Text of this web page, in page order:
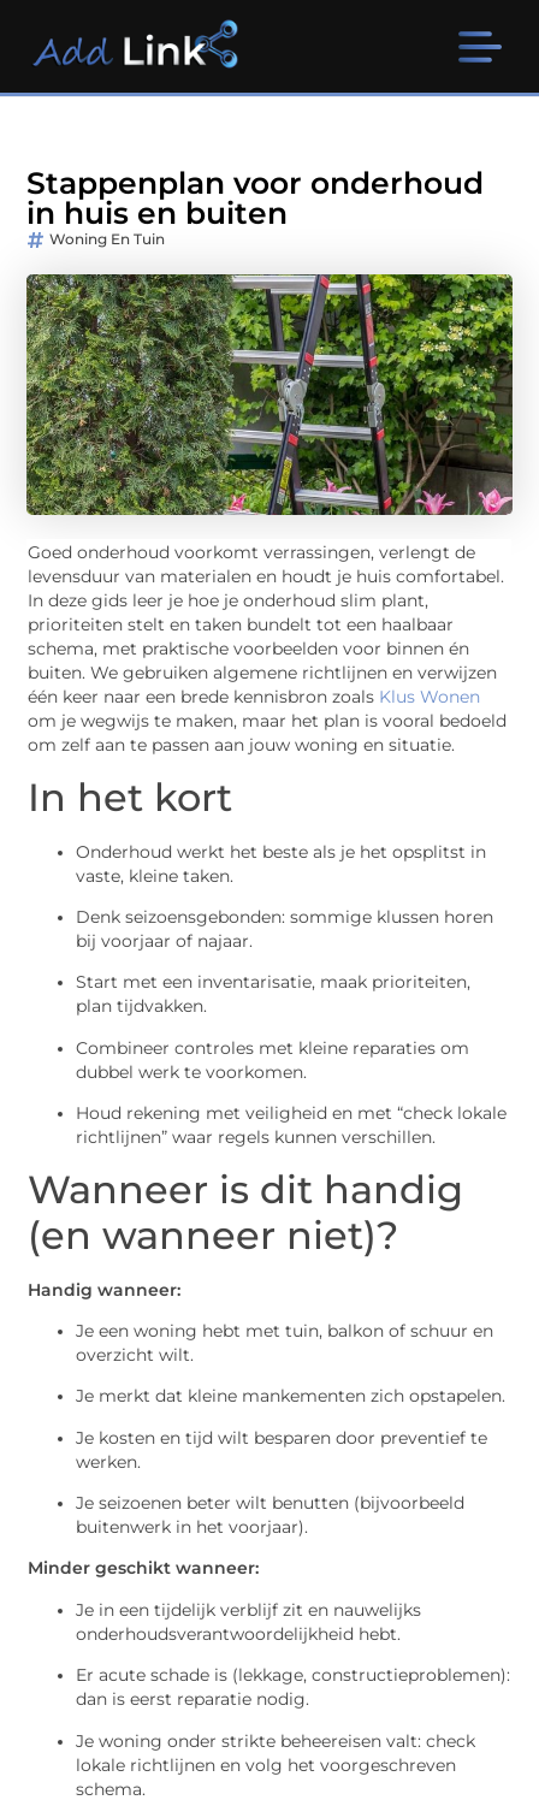
Stappenplan voor onderhoud
in huis en buiten
Woning En Tuin
Goed onderhoud voorkomt verrassingen, verlengt de
levensduur van materialen en houdt je huis comfortabel.
In deze gids leer je hoe je onderhoud slim plant,
prioriteiten stelt en taken bundelt tot een haalbaar
schema, met praktische voorbeelden voor binnen én
buiten. We gebruiken algemene richtlijnen en verwijzen
één keer naar een brede kennisbron zoals Klus Wonen
om je wegwijs te maken, maar het plan is vooral bedoeld
om zelf aan te passen aan jouw woning en situatie.
In het kort
Onderhoud werkt het beste als je het opsplitst in
vaste, kleine taken.
Denk seizoensgebonden: sommige klussen horen
bij voorjaar of najaar.
Start met een inventarisatie, maak prioriteiten,
plan tijdvakken.
Combineer controles met kleine reparaties om
dubbel werk te voorkomen.
Houd rekening met veiligheid en met “check lokale
richtlijnen” waar regels kunnen verschillen.
Wanneer is dit handig
(en wanneer niet)?
Handig wanneer:
Je een woning hebt met tuin, balkon of schuur en
overzicht wilt.
Je merkt dat kleine mankementen zich opstapelen.
Je kosten en tijd wilt besparen door preventief te
werken.
Je seizoenen beter wilt benutten (bijvoorbeeld
buitenwerk in het voorjaar).
Minder geschikt wanneer:
Je in een tijdelijk verblijf zit en nauwelijks
onderhoudsverantwoordelijkheid hebt.
Er acute schade is (lekkage, constructieproblemen):
dan is eerst reparatie nodig.
Je woning onder strikte beheereisen valt: check
lokale richtlijnen en volg het voorgeschreven
schema.